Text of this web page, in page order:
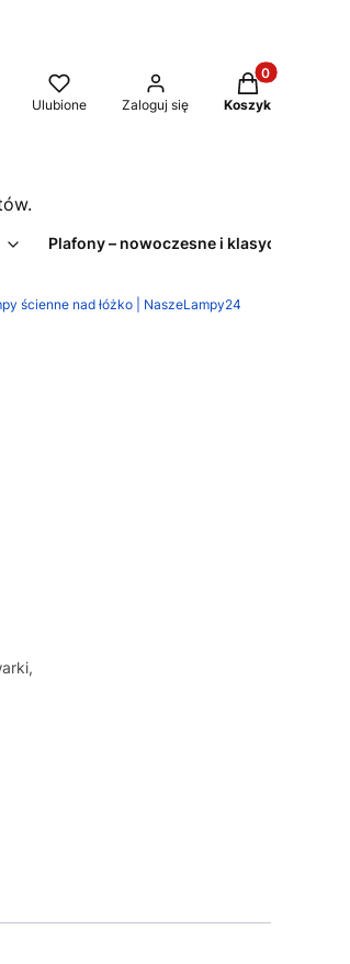
Ulubione Zaloguj się
Produkty w
Koszyk
Plafony – nowoczesne i klasyczne pl...
ścienne nad łóżko | NaszeLampy24